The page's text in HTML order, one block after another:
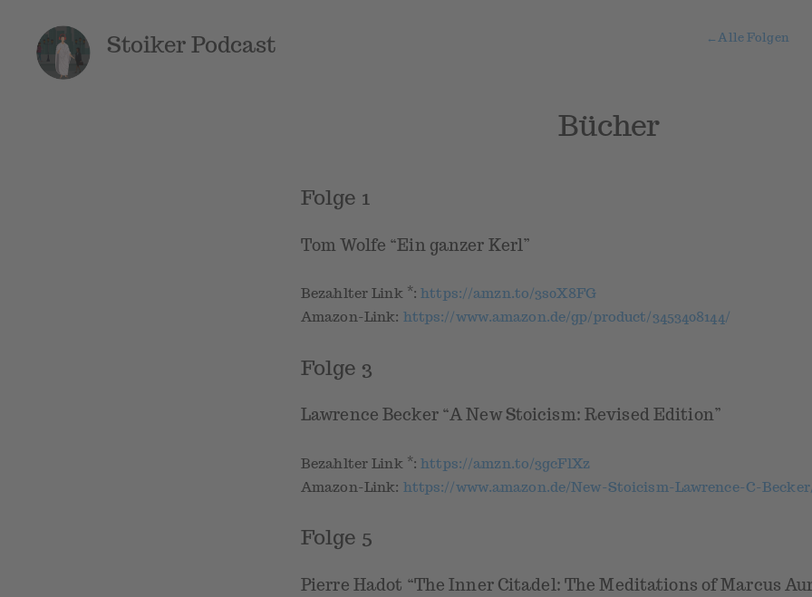
Stoiker Podcast ←Alle Folgen
Bücher
Folge 1
Tom Wolfe “Ein ganzer Kerl”
Bezahlter Link *:https://amzn.to/3s0X8FG
Amazon-Link: https://www.amazon.de/gp/product/3453408144/
Folge 3
Lawrence Becker “A New Stoicism: Revised Edition”
Bezahlter Link *:https://amzn.to/3gcFlXz
Amazon-Link: https://www.amazon.de/New-Stoicism-Lawrence-C-Becker/
Folge 5
Pierre Hadot “The Inner Citadel: The Meditations of Marcus